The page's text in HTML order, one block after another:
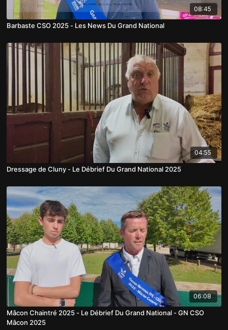
08:45
Barbaste CSO 2025 - Les News Du Grand National
04:55
Dressage de Cluny - Le Débrief Du Grand National 2025
06:08
Mâcon Chaintré 2025 - Le Débrief Du Grand National - GN CSO
Mâcon 2025